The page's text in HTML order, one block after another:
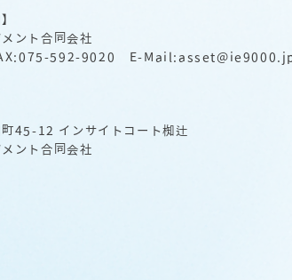
ント合同会社
592-9020 E-
45-12 インサイトコート椥辻
ント合同会社